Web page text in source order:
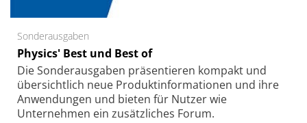
Sonderausgaben
Physics' Best und Best of
Die Sonder­ausgaben präsentieren kompakt und
übersichtlich neue Produkt­informationen und ihre
Anwendungen und bieten für Nutzer wie
Unternehmen ein zusätzliches Forum.